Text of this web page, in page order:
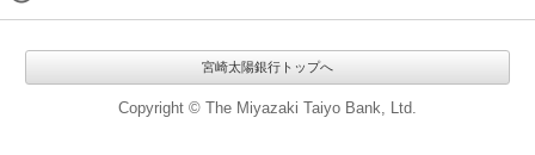
宮崎太陽銀行トップへ
Copyright © The Miyazaki Taiyo Bank, Ltd.